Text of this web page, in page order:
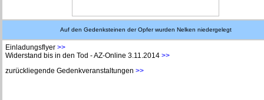
Auf den Gedenksteinen der Opfer wurden Nelken niedergelegt
Einladungsflyer >>
Widerstand bis in den Tod - AZ-Online 3.11.2014 >>
zurückliegende Gedenkveranstaltungen >>